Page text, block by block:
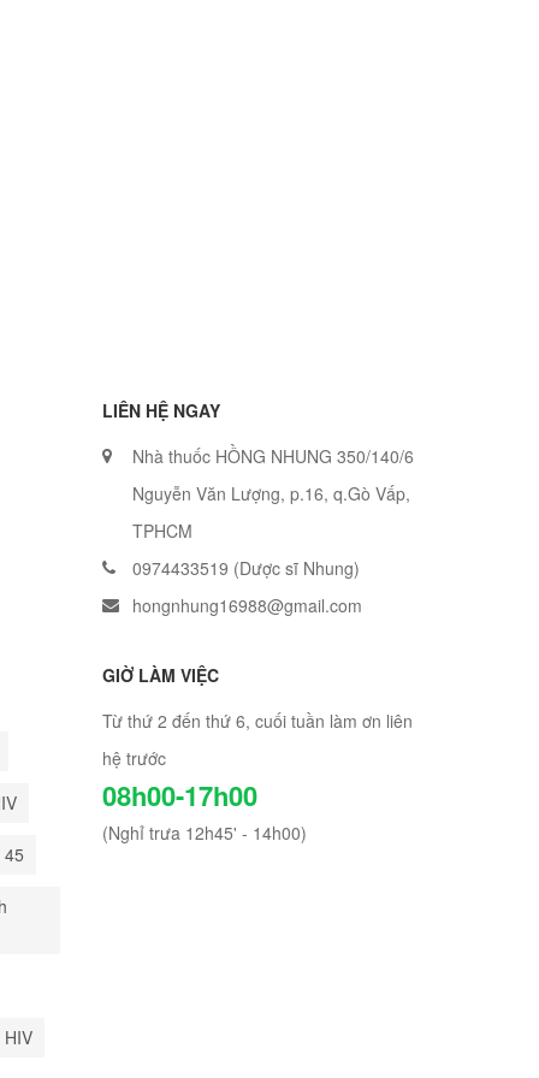
LIÊN HỆ NGAY
Nhà thuốc HỒNG NHUNG 350/140/6
Nguyễn Văn Lượng, p.16, q.Gò Vấp,
TPHCM
0974433519 (Dược sĩ Nhung)
hongnhung16988@gmail.com
GIỜ LÀM VIỆC
Từ thứ 2 đến thứ 6, cuối tuần làm ơn liên
hệ trước
08h00-17h00
(Nghỉ trưa 12h45' - 14h00)